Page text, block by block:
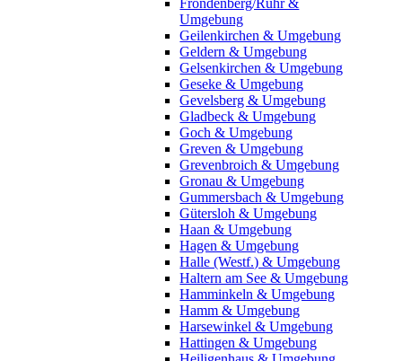
Fröndenberg/Ruhr &
Umgebung
Geilenkirchen & Umgebung
Geldern & Umgebung
Gelsenkirchen & Umgebung
Geseke & Umgebung
Gevelsberg & Umgebung
Gladbeck & Umgebung
Goch & Umgebung
Greven & Umgebung
Grevenbroich & Umgebung
Gronau & Umgebung
Gummersbach & Umgebung
Gütersloh & Umgebung
Haan & Umgebung
Hagen & Umgebung
Halle (Westf.) & Umgebung
Haltern am See & Umgebung
Hamminkeln & Umgebung
Hamm & Umgebung
Harsewinkel & Umgebung
Hattingen & Umgebung